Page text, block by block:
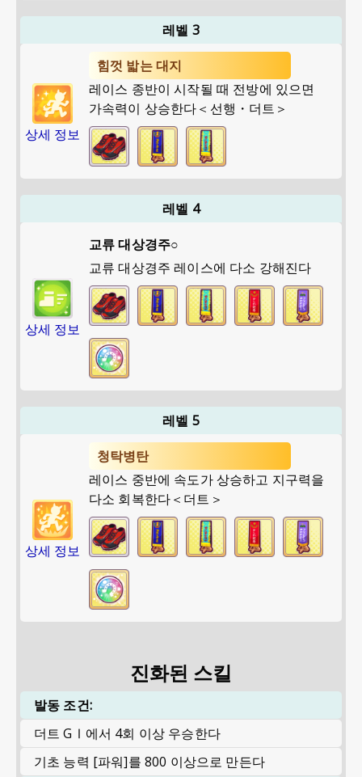
레벨 3
상세 정보
힘껏 밟는 대지
레이스 종반이 시작될 때 전방에 있으면
가속력이 상승한다＜선행・더트＞
레벨 4
상세 정보
교류 대상경주○
교류 대상경주 레이스에 다소 강해진다
레벨 5
상세 정보
청탁병탄
레이스 중반에 속도가 상승하고 지구력을
다소 회복한다＜더트＞
진화된 스킬
발동 조건:
더트 GⅠ에서 4회 이상 우승한다
기초 능력 [파워]를 800 이상으로 만든다